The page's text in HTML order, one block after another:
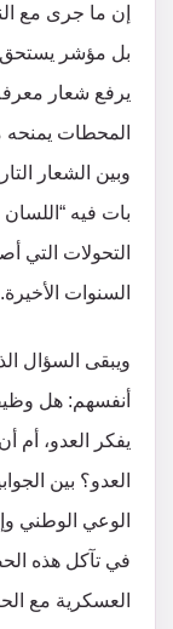
إن ما جرى مع
بل مؤشر يستحق
يرفع شعار
المحطات يمنحه
وبين الشعار
بات فيه
التحولات التي
السنوات الأخيرة.
ويبقى السؤال
أنفسهم: هل
يفكر العدو، أم
العدو؟ بين
الوعي الوطني
في تآكل هذه
العسكرية مع